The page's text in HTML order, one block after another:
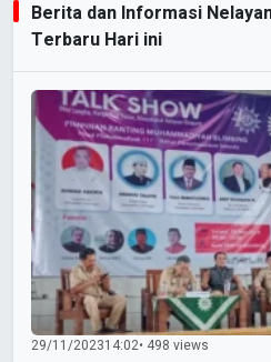
Berita dan Informasi
Terbaru Hari ini
29/11/202314:02• 498 views